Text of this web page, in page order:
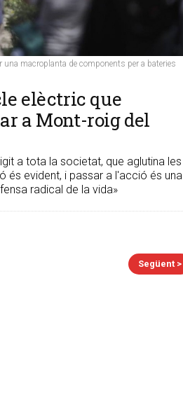
macroplanta de components per a bateries
elèctric que
a Mont-roig del
a tota la societat, que aglutina les
és evident, i passar a l'acció és una
radical de la vida»
Següent >